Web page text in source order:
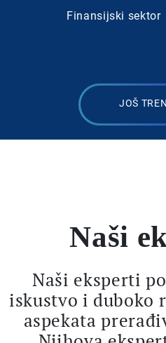
Finansijski sektor
JOŠ
Naši
Naši eksperti
iskustvo i duboko
aspekata